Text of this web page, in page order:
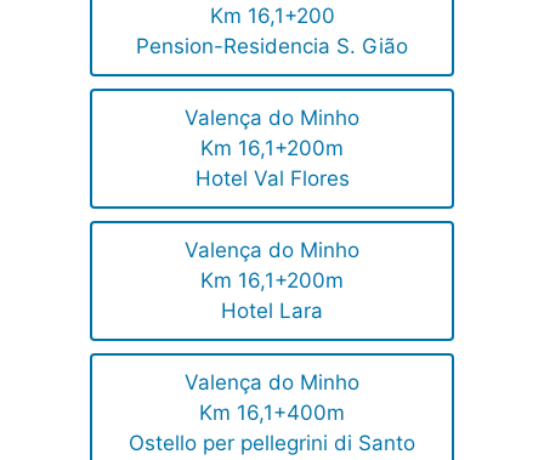
Km 16,1+200
Pension-Residencia S. Gião
Valença do Minho
Km 16,1+200m
Hotel Val Flores
Valença do Minho
Km 16,1+200m
Hotel Lara
Valença do Minho
Km 16,1+400m
Ostello per pellegrini di Santo